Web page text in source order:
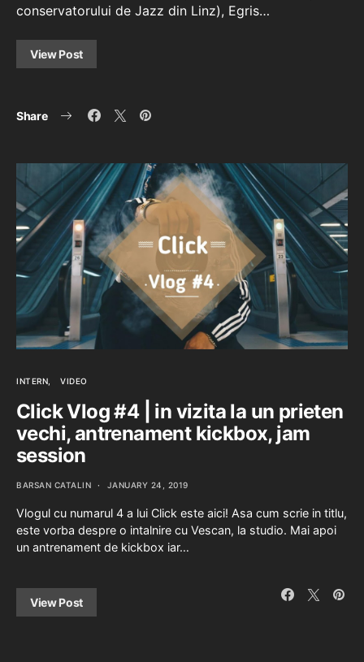
conservatorului de Jazz din Linz), Egris…
View Post
Share
INTERN VIDEO
Click Vlog #4 | in vizita la un prieten
vechi, antrenament kickbox, jam
session
BARSAN CATALIN JANUARY 24, 2019
Vlogul cu numarul 4 a lui Click este aici! Asa cum scrie in titlu,
este vorba despre o intalnire cu Vescan, la studio. Mai apoi
un antrenament de kickbox iar…
View Post